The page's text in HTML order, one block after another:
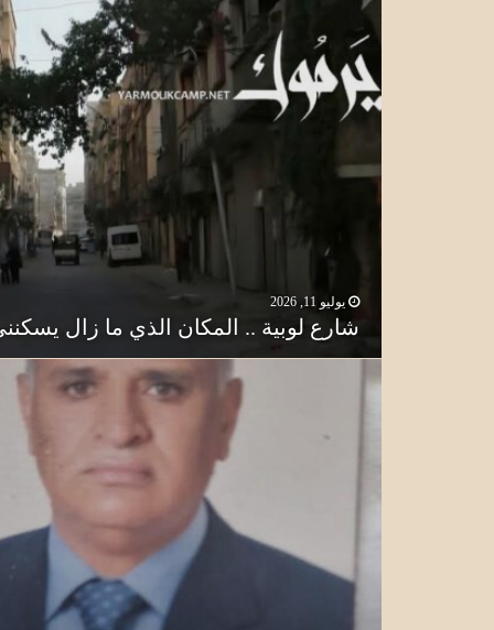
يوليو 11, 2026
شارع لوبية .. المكان الذي ما زال
يونيو 4, 2026
وجوه من المخيم .. المربي فتحي محمود